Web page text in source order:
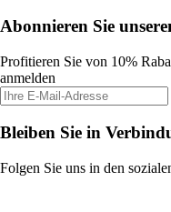
Abonnieren Sie
Profitieren Sie von 10%
anmelden
Bleiben Sie in
Folgen Sie uns in den